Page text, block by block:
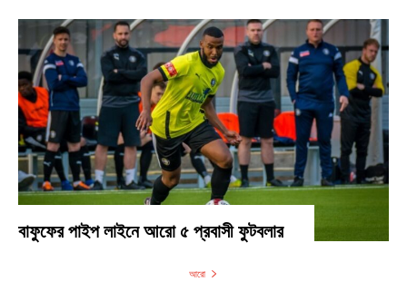
বাফুফের পাইপ লাইনে আরো ৫ প্রবাসী ফুটবলার
আরো